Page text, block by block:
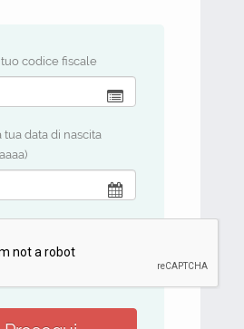
codice fiscale
tua data di nascita